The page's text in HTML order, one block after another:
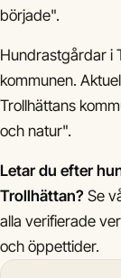
började".
Hundrastgårdar i
kommunen.
Trollhättans
och natur".
Letar du efter
Trollhättan? Se
alla verifierade
och öppettider.